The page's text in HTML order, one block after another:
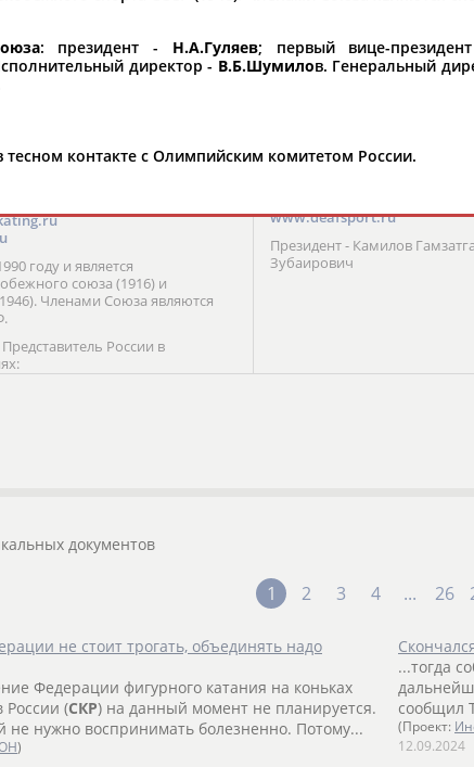
общественная организация
Лужнецкая наб., 8, ком. 230
году и является
союза (1916) и
Членами Союза являются
России в
101000, г. Москва,
площадь, д. 2 (3 этаж)
www.deafsport.ru
Президент - Камилов
Зубаирович
документов
1 2 3 4 ... 26
не стоит трогать, объединять надо
Федерации фигурного катания на коньках
(СКР) на данный момент не планируется.
нужно воспринимать болезненно. Потому...
)
...тогда
сообщил
(Проект:
12.09.2024
: президент - Н.А.Гуляев; первый вице-
директор - В.Б.Шумилов. Генеральный
тесном контакте с Олимпийским комитетом России.